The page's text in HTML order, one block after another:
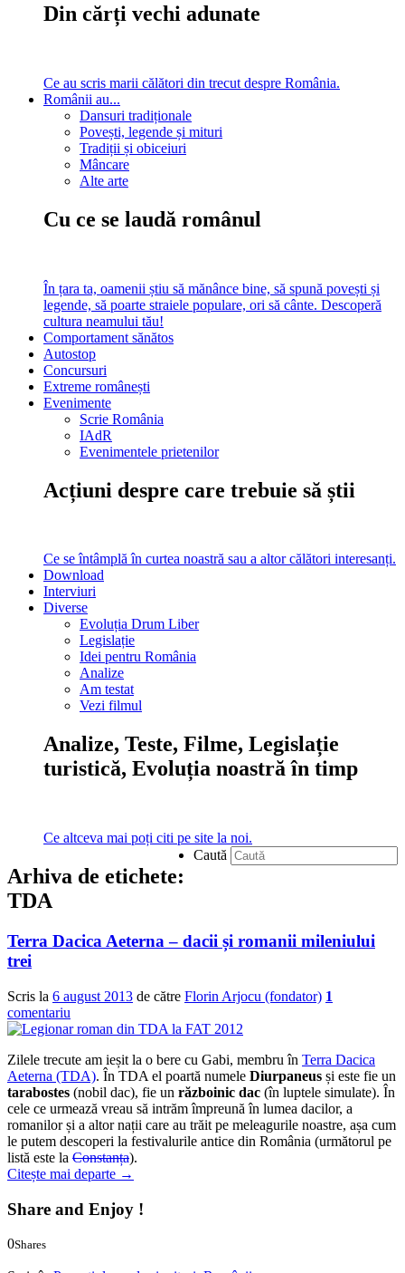
Din cărți vechi adunate
Ce au scris marii călători din trecut despre România.
Românii au...
Dansuri tradiționale
Povești, legende și mituri
Tradiții și obiceiuri
Mâncare
Alte arte
Cu ce se laudă românul
În țara ta, oamenii știu să mănânce bine, să spună povești și
legende, să poarte straiele populare, ori să cânte. Descoperă
cultura neamului tău!
Comportament sănătos
Autostop
Concursuri
Extreme românești
Evenimente
Scrie România
IAdR
Evenimentele prietenilor
Acțiuni despre care trebuie să știi
Ce se întâmplă în curtea noastră sau a altor călători interesanți.
Download
Interviuri
Diverse
Evoluția Drum Liber
Legislație
Idei pentru România
Analize
Am testat
Vezi filmul
Analize, Teste, Filme, Legislație
turistică, Evoluția noastră în timp
Ce altceva mai poți citi pe site la noi.
Caută
Arhiva de etichete:
TDA
Terra Dacica Aeterna – dacii și romanii mileniului
trei
Scris la 6 august 2013 de către Florin Arjocu (fondator) 1
comentariu
Zilele trecute am ieșit la o bere cu Gabi, membru în Terra Dacica
Aeterna (TDA). În TDA el poartă numele Diurpaneus și este fie un
tarabostes (nobil dac), fie un războinic dac (în luptele simulate). În
cele ce urmează vreau să intrăm împreună în lumea dacilor, a
romanilor și a altor nații care au trăit pe meleagurile noastre, așa cum
le putem descoperi la festivalurile antice din România (următorul pe
listă este la Constanța).
Citește mai departe →
Share and Enjoy !
0Shares